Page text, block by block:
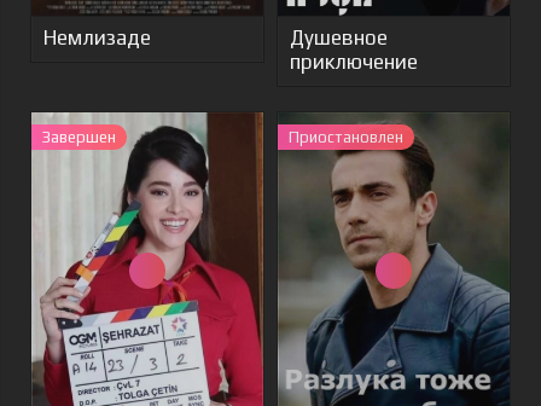
Немлизаде
Душевное
приключение
Завершен Приостановлен